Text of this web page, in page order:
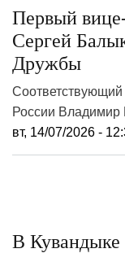
Первый
Сергей
Дружбы
Соответствующий
России Владимир
вт, 14/07/2026 -
В